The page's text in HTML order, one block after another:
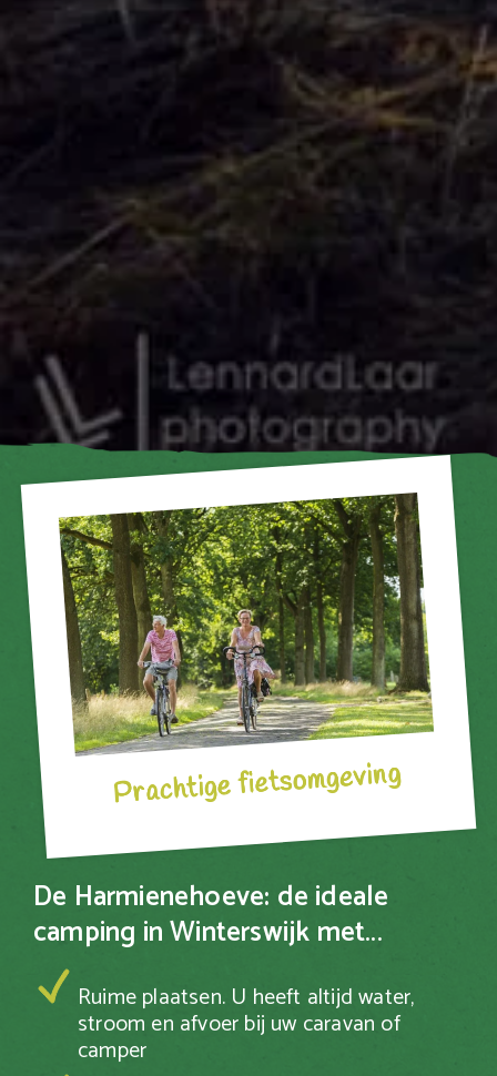
Prachtige fietsomgeving
De Harmienehoeve: de ideale
camping in Winterswijk met...
Ruime plaatsen. U heeft altijd water,
stroom en afvoer bij uw caravan of
camper